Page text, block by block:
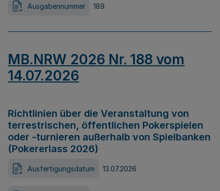
Ausgabennummer 189
MB.NRW 2026 Nr. 188 vom
14.07.2026
Richtlinien über die Veranstaltung von
terrestrischen, öffentlichen Pokerspielen
oder -turnieren außerhalb von Spielbanken
(Pokererlass 2026)
Ausfertigungsdatum 13.07.2026